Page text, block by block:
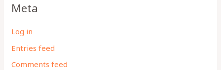
Meta
Log in
Entries feed
Comments feed